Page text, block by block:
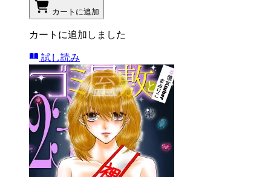
カートに追加
カートに追加しました
試し読み